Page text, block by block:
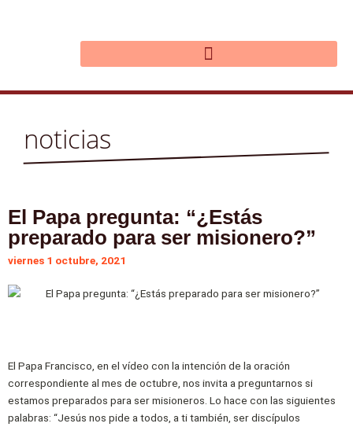
noticias
El Papa pregunta: “¿Estás
preparado para ser misionero?”
viernes 1 octubre, 2021
El Papa Francisco, en el vídeo con la intención de la oración
correspondiente al mes de octubre, nos invita a preguntarnos si
estamos preparados para ser misioneros. Lo hace con las siguientes
palabras: “Jesús nos pide a todos, a ti también, ser discípulos